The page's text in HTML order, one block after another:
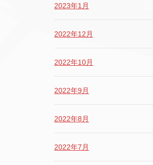
2023年1月
2022年12月
2022年10月
2022年9月
2022年8月
2022年7月